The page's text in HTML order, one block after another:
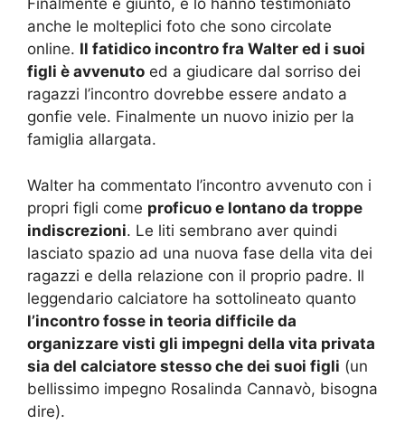
Finalmente è giunto, e lo hanno testimoniato
anche le molteplici foto che sono circolate
online. Il fatidico incontro fra Walter ed i suoi
figli è avvenuto ed a giudicare dal sorriso dei
ragazzi l’incontro dovrebbe essere andato a
gonfie vele. Finalmente un nuovo inizio per la
famiglia allargata.
Walter ha commentato l’incontro avvenuto con i
propri figli come proficuo e lontano da troppe
indiscrezioni. Le liti sembrano aver quindi
lasciato spazio ad una nuova fase della vita dei
ragazzi e della relazione con il proprio padre. Il
leggendario calciatore ha sottolineato quanto
l’incontro fosse in teoria difficile da
organizzare visti gli impegni della vita privata
sia del calciatore stesso che dei suoi figli (un
bellissimo impegno Rosalinda Cannavò, bisogna
dire).